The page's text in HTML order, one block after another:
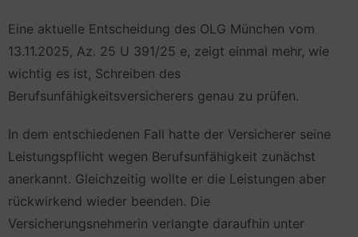
Eine aktuelle Entscheidung des OLG München vom
13.11.2025, Az. 25 U 391/25 e, zeigt einmal mehr, wie
wichtig es ist, Schreiben des
Berufsunfähigkeitsversicherers genau zu prüfen.
In dem entschiedenen Fall hatte der Versicherer seine
Leistungspflicht wegen Berufsunfähigkeit zunächst
anerkannt. Gleichzeitig wollte er die Leistungen aber
rückwirkend wieder beenden. Die
Versicherungsnehmerin verlangte daraufhin unter